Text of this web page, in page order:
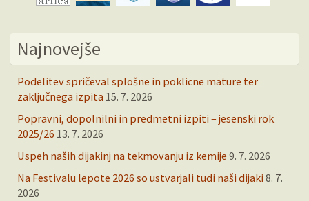
Najnovejše
Podelitev spričeval splošne in poklicne mature ter
zaključnega izpita 15. 7. 2026
Popravni, dopolnilni in predmetni izpiti – jesenski rok
2025/26 13. 7. 2026
Uspeh naših dijakinj na tekmovanju iz kemije 9. 7. 2026
Na Festivalu lepote 2026 so ustvarjali tudi naši dijaki 8. 7.
2026